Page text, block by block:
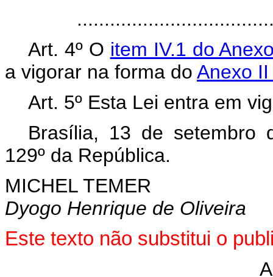
Art. 4º O item IV.1 do
a vigorar na forma do Anexo
Art. 5º Esta Lei entra em
Brasília, 13 de setembro
129º da República.
MICHEL TEMER
Dyogo Henrique de Oliveira
Este texto não substitui o